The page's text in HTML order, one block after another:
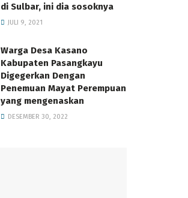
di Sulbar, ini dia sosoknya
JULI 9, 2021
Warga Desa Kasano
Kabupaten Pasangkayu
Digegerkan Dengan
Penemuan Mayat Perempuan
yang mengenaskan
DESEMBER 30, 2022